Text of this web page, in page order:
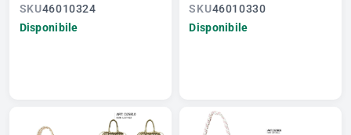
SKU46010324
Disponibile
SKU46010330
Disponibile